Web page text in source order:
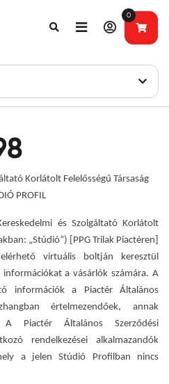
0
Korlátolt Felelősségű Társaság
PROFIL
és Szolgáltató Korlátolt
„Stúdió”) [PPG Trilak Piactéren]
virtuális boltján keresztül
a vásárlók számára. A
információk a Piactér Általános
értelmezendőek, annak
A Piactér Általános Szerződési
rendelkezései alkalmazandók
a jelen Stúdió Profilban nincs